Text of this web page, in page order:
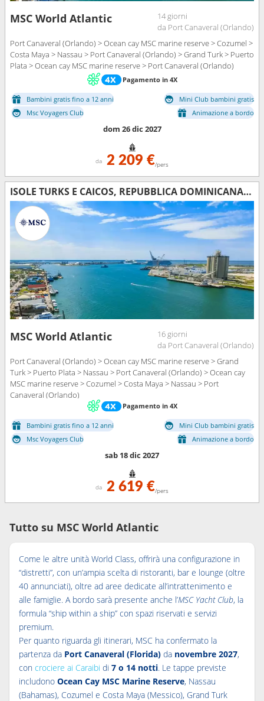
MSC World Atlantic
14 giorni
da Port Canaveral (Orlando)
Port Canaveral (Orlando) > Ocean cay MSC marine reserve > Cozumel >
Costa Maya > Nassau > Port Canaveral (Orlando) > Grand Turk > Puerto
Plata > Ocean cay MSC marine reserve > Port Canaveral (Orlando)
Pagamento in 4X
Bambini gratis fino a 12 anni
Mini Club bambini gratis
Msc Voyagers Club
Animazione a bordo
dom 26 dic 2027
da 2 209 €/pers
ISOLE TURKS E CAICOS, REPUBBLICA DOMINICANA, STATI UNITI, BAHAMAS, MESSICO
MSC World Atlantic
16 giorni
da Port Canaveral (Orlando)
Port Canaveral (Orlando) > Ocean cay MSC marine reserve > Grand
Turk > Puerto Plata > Nassau > Port Canaveral (Orlando) > Ocean cay
MSC marine reserve > Cozumel > Costa Maya > Nassau > Port
Canaveral (Orlando)
Pagamento in 4X
Bambini gratis fino a 12 anni
Mini Club bambini gratis
Msc Voyagers Club
Animazione a bordo
sab 18 dic 2027
da 2 619 €/pers
Tutto su MSC World Atlantic
Come le altre unità World Class, offrirà una configurazione in
“distretti”, con un’ampia scelta di ristoranti, bar e lounge (oltre
40 annunciati), oltre ad aree dedicate all’intrattenimento e
alle famiglie. A bordo sarà presente anche l’MSC Yacht Club, la
formula “ship within a ship” con spazi riservati e servizi
premium.
Per quanto riguarda gli itinerari, MSC ha confermato la
partenza da Port Canaveral (Florida) da novembre 2027,
con crociere ai Caraibi di 7 o 14 notti. Le tappe previste
includono Ocean Cay MSC Marine Reserve, Nassau
(Bahamas), Cozumel e Costa Maya (Messico), Grand Turk